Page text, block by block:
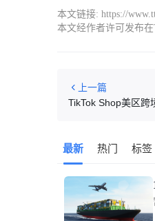
本文链接: https://
本文经作者许可发布
上一篇
TikTok Shop美区跨
最新 热门 标签